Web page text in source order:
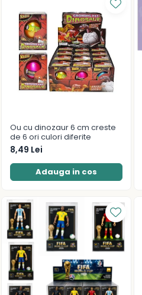
Ou cu dinozaur 6 cm creste
de 6 ori culori diferite
8,49 Lei
Adauga in cos